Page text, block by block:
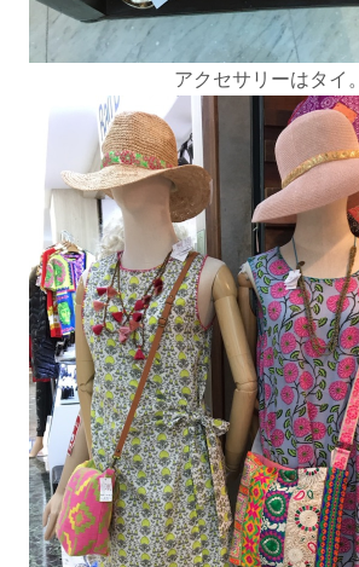
アクセサリーはタイ。